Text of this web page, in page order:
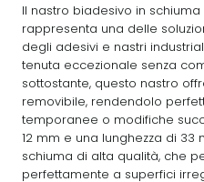
Il nastro biadesivo in
rappresenta una delle
degli adesivi e nastri
tenuta eccezionale senza
sottostante, questo nastro
removibile, rendendolo
temporanee o modifiche
12 mm e una lunghezza di 33
schiuma di alta qualità, che
perfettamente a superfici